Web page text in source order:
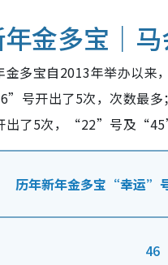
金多宝｜
金多宝自2013年举办以来
”号开出了5次，次数最
出了5次，“22”号及
历年新年金多宝“幸运”
46